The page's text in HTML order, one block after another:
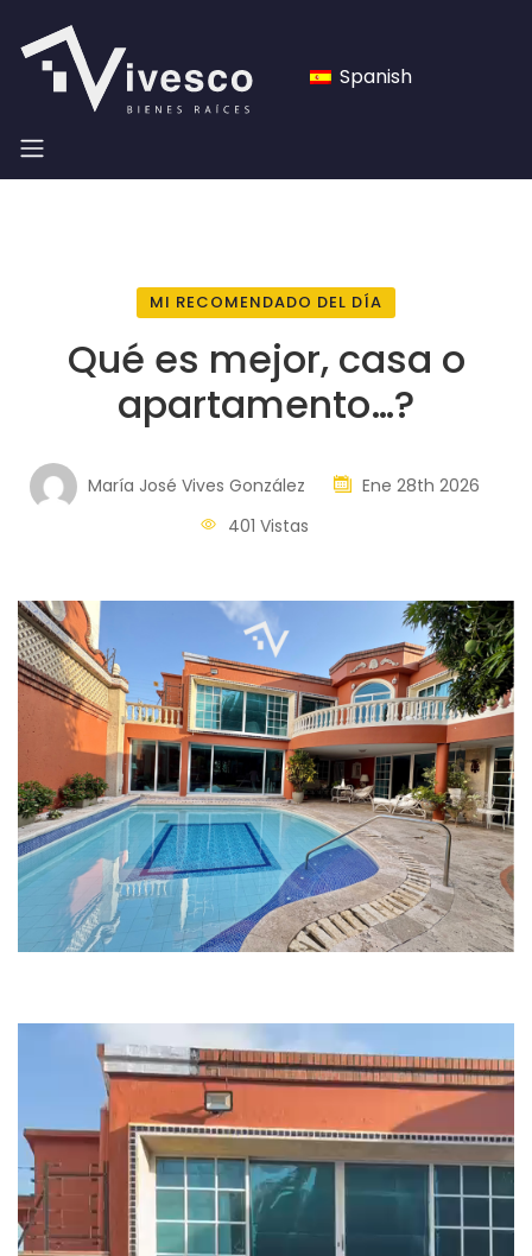
Spanish
MI RECOMENDADO DEL DÍA
Qué es mejor, casa o
apartamento…?
María José Vives González
Ene 28th 2026
401 Vistas